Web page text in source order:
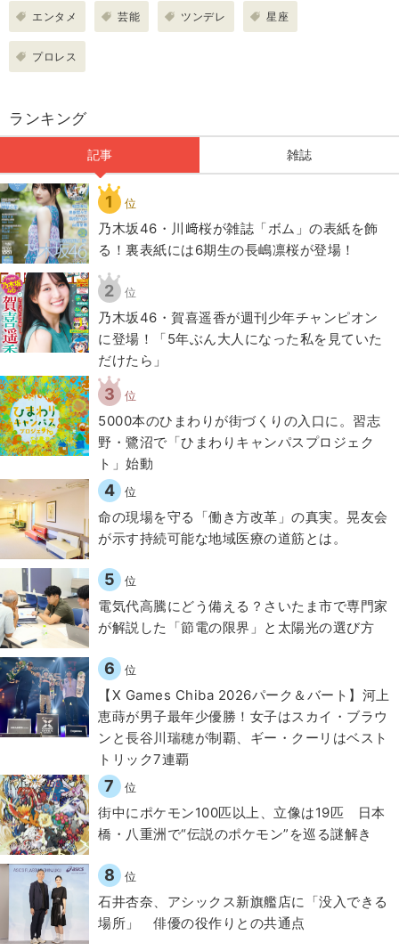
エンタメ 芸能 ツンデレ 星座
プロレス
ランキング
記事 雑誌
1 位
乃木坂46・川﨑桜が雑誌「ボム」の表紙を飾
る！裏表紙には6期生の長嶋凛桜が登場！
2 位
乃木坂46・賀喜遥香が週刊少年チャンピオン
に登場！「5年ぶん大人になった私を見ていた
だけたら」
3 位
5000本のひまわりが街づくりの入口に。習志
野・鷺沼で「ひまわりキャンパスプロジェク
ト」始動
4 位
​命の現場を守る「働き方改革」の真実。晃友会
が示す持続可能な地域医療の道筋とは。
5 位
電気代高騰にどう備える？さいたま市で専門家
が解説した「節電の限界」と太陽光の選び方
6 位
【X Games Chiba 2026パーク＆バート】河上
恵蒔が男子最年少優勝！女子はスカイ・ブラウ
ンと長谷川瑞穂が制覇、ギー・クーリはベスト
トリック7連覇
7 位
街中にポケモン100匹以上、立像は19匹 日本
橋・八重洲で“伝説のポケモン”を巡る謎解き
8 位
石井杏奈、アシックス新旗艦店に「没入できる
場所」 俳優の役作りとの共通点